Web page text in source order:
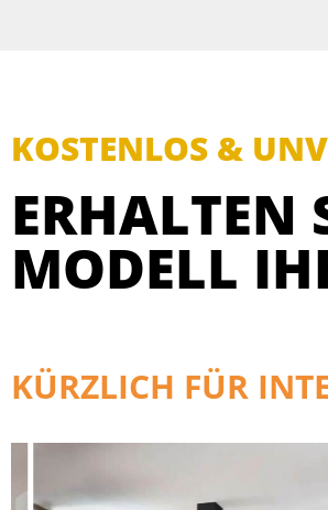
KOSTENLOS &
ERHALTEN
MODELL
KÜRZLICH FÜR